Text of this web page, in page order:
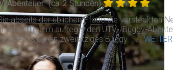
Abenteuer (ca. 2 Stunden)
abseits der üblichen Pfade die versteckten
bei diesem aufregenden UTV-/Buggy-
Kindern sich ein zweisitziges Buggy . . .